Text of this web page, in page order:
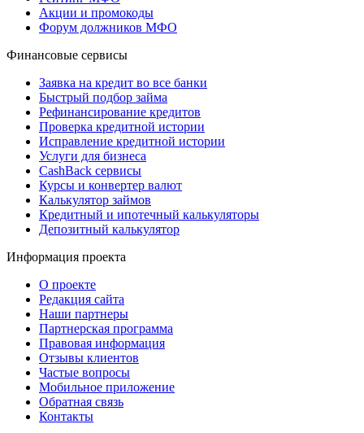
Акции и промокоды
Форум должников МФО
Финансовые сервисы
Заявка на кредит во все банки
Быстрый подбор займа
Рефинансирование кредитов
Проверка кредитной истории
Исправление кредитной истории
Услуги для бизнеса
CashBack сервисы
Курсы и конвертер валют
Калькулятор займов
Кредитный и ипотечный калькуляторы
Депозитный калькулятор
Информация проекта
О проекте
Редакция сайта
Наши партнеры
Партнерская программа
Правовая информация
Отзывы клиентов
Частые вопросы
Мобильное приложение
Обратная связь
Контакты